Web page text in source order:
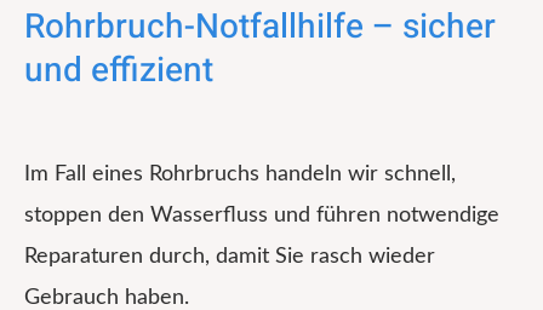
Rohrbruch-Notfallhilfe – sicher
und effizient
Im Fall eines Rohrbruchs handeln wir schnell,
stoppen den Wasserfluss und führen notwendige
Reparaturen durch, damit Sie rasch wieder
Gebrauch haben.